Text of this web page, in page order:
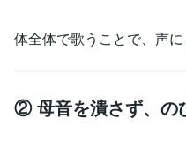
体全体で歌うことで、声
② 母音を潰さず、の